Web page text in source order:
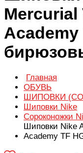
Mercurial
Academy
Главная
ОБУВЬ
ШИПОВКИ
Шиповки Nike
Сороконожки
Шиповки Nike
Academy TF